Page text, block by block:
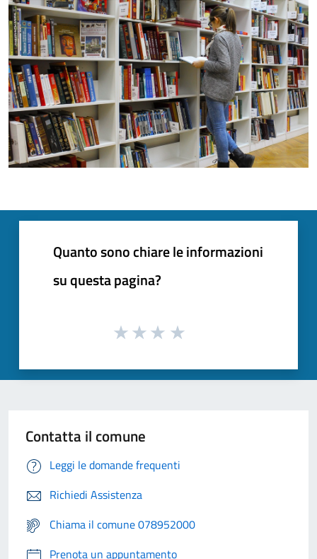
Quanto sono chiare le informazioni
su questa pagina?
Contatta il comune
Leggi le domande frequenti
Richiedi Assistenza
Chiama il comune 078952000
Prenota un appuntamento